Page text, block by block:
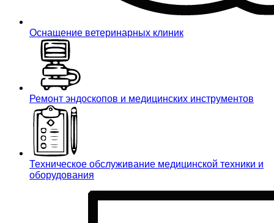
Оснащение ветеринарных клиник
Ремонт эндоскопов и медицинских инструментов
Техническое обслуживание медицинской техники и
оборудования